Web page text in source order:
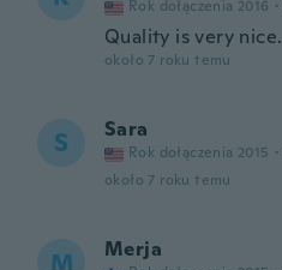
Rok dołączenia 2016 ·
Quality is very nice.
około 7 roku temu
S Sara
Rok dołączenia 2015 ·
około 7 roku temu
M Merja